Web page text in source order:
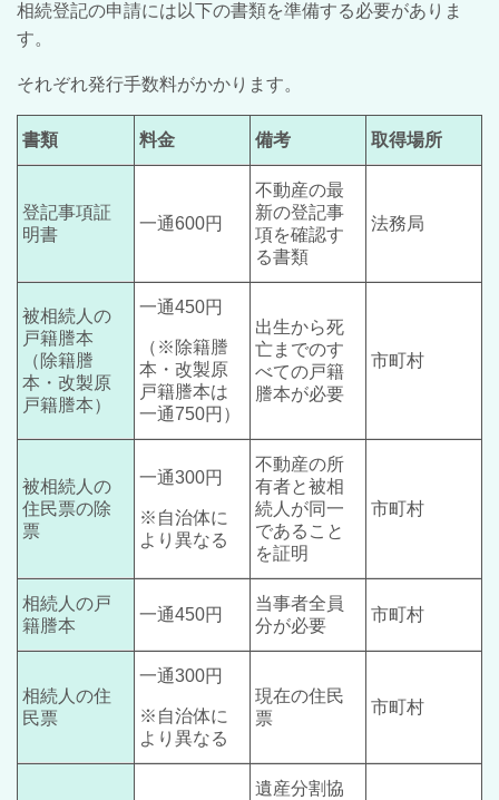
相続登記の申請には以下の書類を準備する必要がありま
す。
それぞれ発行手数料がかかります。
書類 料金 備考 取得場所
登記事項証
明書
一通600円
不動産の最
新の登記事
項を確認す
る書類
法務局
被相続人の
戸籍謄本
（除籍謄
本・改製原
戸籍謄本）
一通450円
（※除籍謄
本・改製原
戸籍謄本は
一通750円）
出生から死
亡までのす
べての戸籍
謄本が必要
市町村
被相続人の
住民票の除
票
一通300円
※自治体に
より異なる
不動産の所
有者と被相
続人が同一
であること
を証明
市町村
相続人の戸
籍謄本
一通450円
当事者全員
分が必要
市町村
相続人の住
民票
一通300円
※自治体に
より異なる
現在の住民
票
市町村
遺産分割協